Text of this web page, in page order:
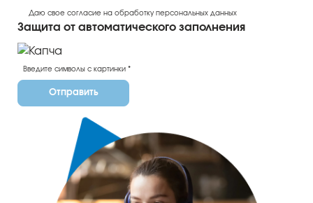
Даю свое согласие на обработку персональных данных
Защита от автоматического заполнения
Отправить